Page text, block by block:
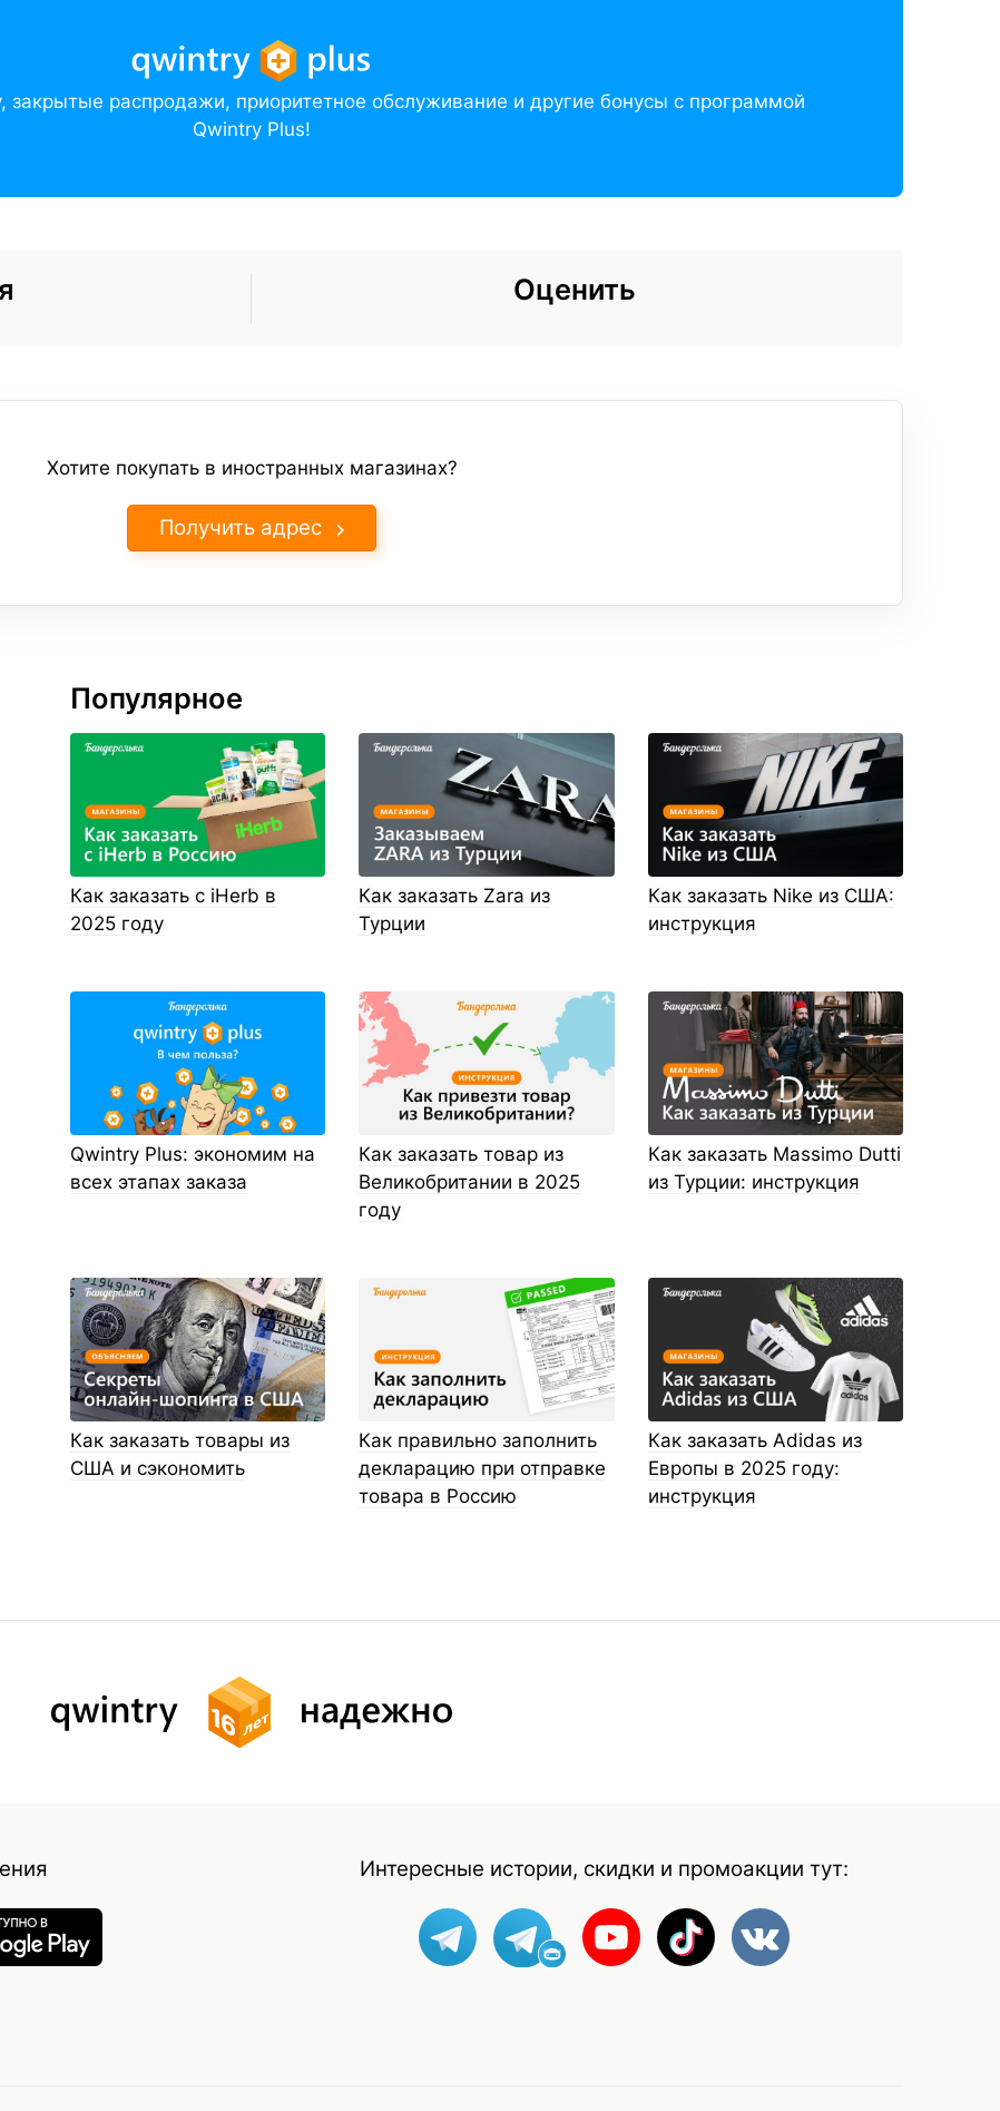
закрытые распродажи, приоритетное обслуживание и другие бонусы с программой
Qwintry Plus!
Оценить
Хотите покупать в иностранных магазинах?
Получить адрес
Популярное
Как заказать с iHerb в
2025 году
Как заказать Zara из
Турции
Как заказать Nike из США:
инструкция
Qwintry Plus: экономим на
всех этапах заказа
Как заказать товар из
Великобритании в 2025
году
Как заказать Massimo Dutti
из Турции: инструкция
Как заказать товары из
США и сэкономить
Как правильно заполнить
декларацию при отправке
товара в Россию
Как заказать Adidas из
Европы в 2025 году:
инструкция
Интересные истории, скидки и промоакции тут: